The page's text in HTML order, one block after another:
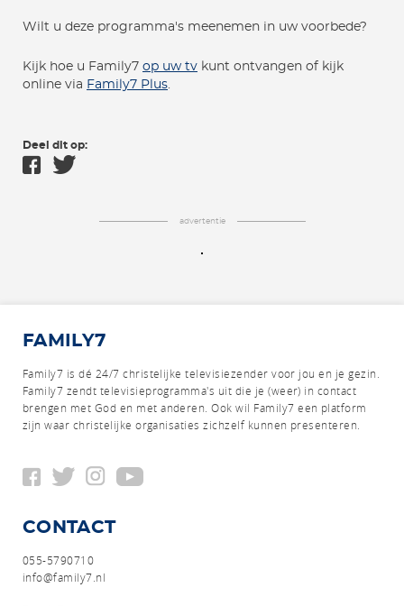
Wilt u deze programma's meenemen in uw voorbede?
Kijk hoe u Family7 op uw tv kunt ontvangen of kijk
online via Family7 Plus
Deel dit op:
advertentie
FAMILY7
Family7 is dé 24/7 christelijke televisiezender voor jou en je gezin.
Family7 zendt televisieprogramma's uit die je (weer) in contact
brengen met God en met anderen.Ook wil Family7 een platform
zijn waar christelijke organisaties zichzelf kunnen presenteren.
CONTACT
055-5790710
info@family7.nl